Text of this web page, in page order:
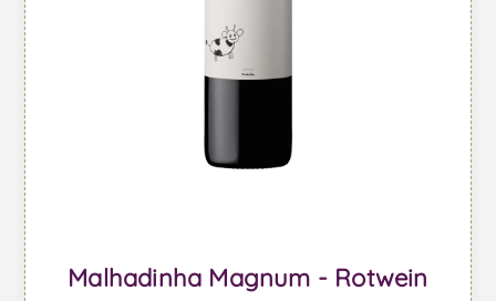
Malhadinha Magnum - Rotwein